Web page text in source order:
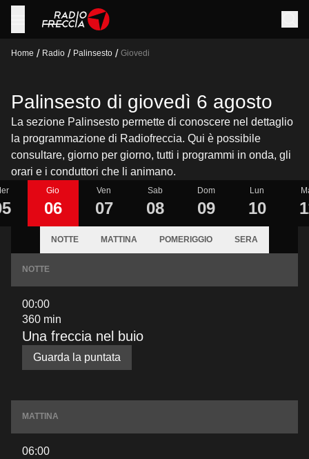
Home / Radio / Palinsesto / Giovedi
Palinsesto di giovedì 6 agosto
La sezione Palinsesto permette di conoscere nel dettaglio
la programmazione di Radiofreccia. Qui è possibile
consultare, giorno per giorno, tutti i programmi in onda, gli
orari e i conduttori che li animano.
Gio
06
Ven
07
Sab
08
Dom
09
Lun
10
NOTTE MATTINA POMERIGGIO SERA
NOTTE
00:00
360 min
Una freccia nel buio
Guarda la puntata
MATTINA
06:00